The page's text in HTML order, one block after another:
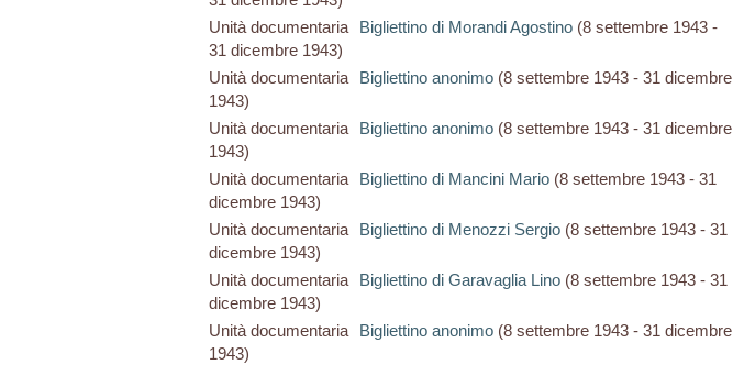
Unità documentaria
Bigliettino di Morandi Agostino(8 settembre 1943 -
31 dicembre 1943)
Unità documentaria
Bigliettino anonimo(8 settembre 1943 - 31 dicembre
1943)
Unità documentaria
Bigliettino anonimo(8 settembre 1943 - 31 dicembre
1943)
Unità documentaria
Bigliettino di Mancini Mario(8 settembre 1943 - 31
dicembre 1943)
Unità documentaria
Bigliettino di Menozzi Sergio(8 settembre 1943 - 31
dicembre 1943)
Unità documentaria
Bigliettino di Garavaglia Lino(8 settembre 1943 - 31
dicembre 1943)
Unità documentaria
Bigliettino anonimo (8 settembre 1943 - 31 dicembre
1943)